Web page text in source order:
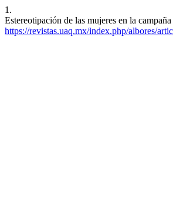
1.
Estereotipación de las mujeres en la
https://revistas.uaq.mx/index.php/albores/